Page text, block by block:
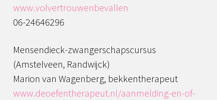
www.volvertrouwenbevallen
06-24646296
Mensendieck-zwangerschapscursus
(Amstelveen, Randwijck)
Marion van Wagenberg, bekkentherapeut
www.deoefentherapeut.nl/aanmelding-en-of-